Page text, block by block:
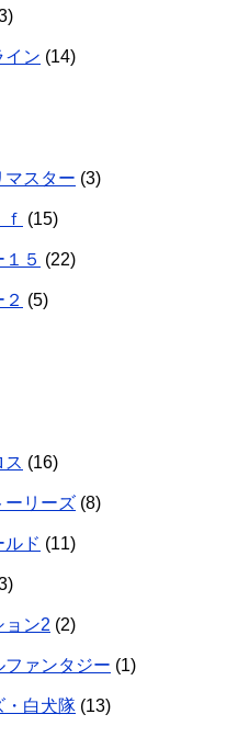
イン (14)
マスター (3)
(15)
５ (22)
(5)
ス (16)
ーリーズ (8)
ルド (11)
ョン2 (2)
ファンタジー (1)
・白犬隊 (13)